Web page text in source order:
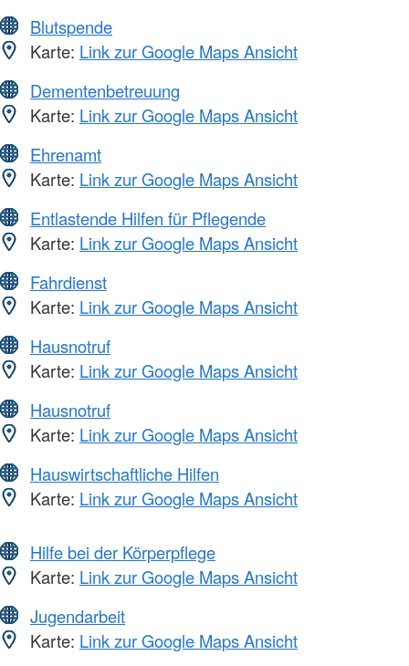
Blutspende
Karte: Link zur Google Maps Ansicht
Dementenbetreuung
Karte: Link zur Google Maps Ansicht
Ehrenamt
Karte: Link zur Google Maps Ansicht
Entlastende Hilfen für Pflegende
Karte: Link zur Google Maps Ansicht
Fahrdienst
Karte: Link zur Google Maps Ansicht
Hausnotruf
Karte: Link zur Google Maps Ansicht
Hausnotruf
Karte: Link zur Google Maps Ansicht
Hauswirtschaftliche Hilfen
Karte: Link zur Google Maps Ansicht
Hilfe bei der Körperpflege
Karte: Link zur Google Maps Ansicht
Jugendarbeit
Karte: Link zur Google Maps Ansicht